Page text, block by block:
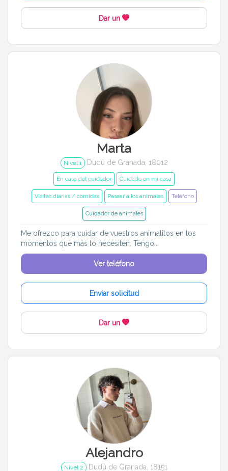
Dar un
Marta
Nivel 1 Dudú de Granada, 18012
En casa del cuidador Cuidado en mi casa
Visitas diarias / comidas Pasear a los animales Teléfono
Cuidador de animales
Me ofrezco para cuidar de vuestros animalitos en los
momentos que más lo necesiten. Tengo...
Ver teléfono
Enviar solicitud
Dar un
Alejandro
Nivel 2 Dudú de Granada, 18151